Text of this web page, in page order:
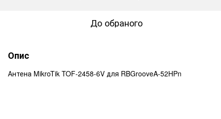
До обраного
Опис
Антена MikroTik TOF-2458-6V для RBGrooveA-52HPn